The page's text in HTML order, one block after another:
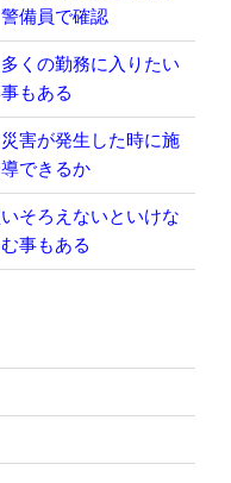
備員で確認
くの勤務に入りたい
もある
害が発生した時に施
できるか
そろえないといけな
事もある